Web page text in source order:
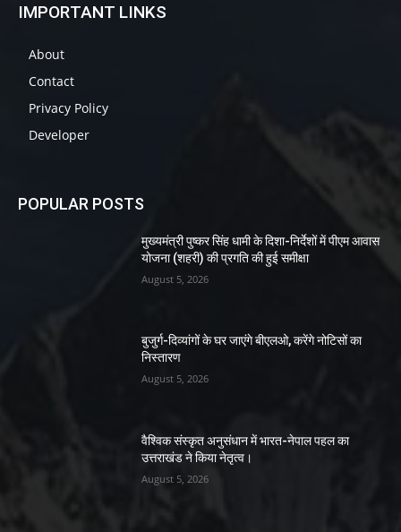
IMPORTANT LINKS
About
Contact
Privacy Policy
Developer
POPULAR POSTS
मुख्यमंत्री पुष्कर सिंह धामी के दिशा-निर्देशों में पीएम आवास
योजना (शहरी) की प्रगति की हुई समीक्षा
August 5, 2026
बुजुर्ग-दिव्यांगों के घर जाएंगे बीएलओ, करेंगे नोटिसों का
निस्तारण
August 5, 2026
वैश्विक संस्कृत अनुसंधान में भारत-नेपाल पहल का
उत्तराखंड ने किया नेतृत्व।
August 5, 2026